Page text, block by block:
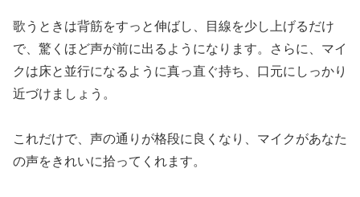
歌うときは背筋をすっと伸ばし、目線を少し上げるだけ
で、驚くほど声が前に出るようになります。さらに、マイ
クは床と並行になるように真っ直ぐ持ち、口元にしっかり
近づけましょう。
これだけで、声の通りが格段に良くなり、マイクがあなた
の声をきれいに拾ってくれます。